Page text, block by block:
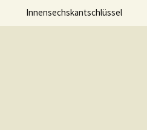
Innensechskantschlüssel